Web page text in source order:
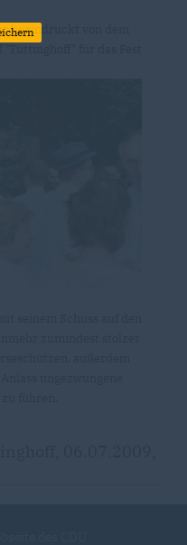
beeindruckt von dem